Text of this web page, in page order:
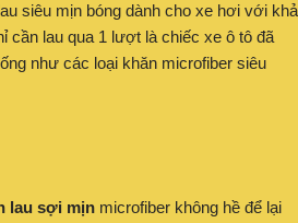
siêu mịn bóng dành cho xe hơi với khả
cần lau qua 1 lượt là chiếc xe ô tô đã
như các loại khăn microfiber siêu
lau sợi mịn microfiber không hề để lại